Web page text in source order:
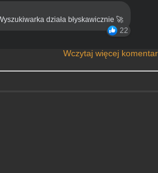
działa błyskawicznie 🚀
22
Wczytaj więcej